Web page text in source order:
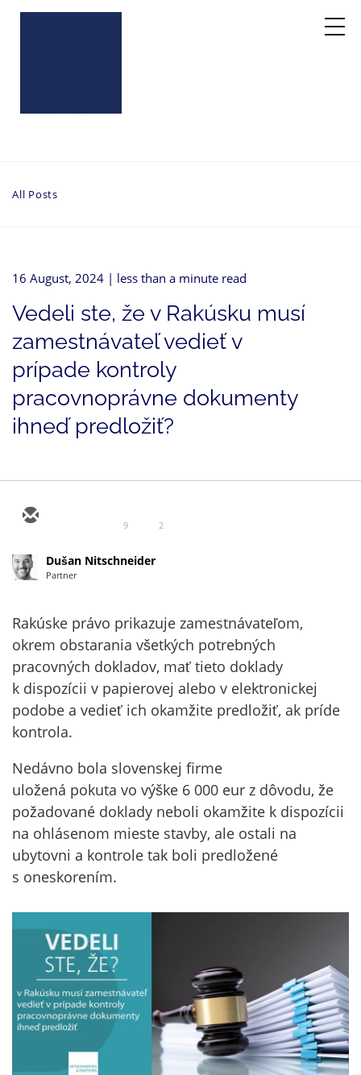
All Posts
16 August, 2024 | less than a minute read
Vedeli ste, že v Rakúsku musí
zamestnávateľ vedieť v
prípade kontroly
pracovnoprávne dokumenty
ihneď predložiť?
9 2
Dušan Nitschneider
Partner
Rakúske právo prikazuje zamestnávateľom,
okrem obstarania všetkých potrebných
pracovných dokladov, mať tieto doklady
k dispozícii v papierovej alebo v elektronickej
podobe a vedieť ich okamžite predložiť, ak príde
kontrola.
Nedávno bola slovenskej firme
uložená pokuta vo výške 6 000 eur z dôvodu, že
požadované doklady neboli okamžite k dispozícii
na ohlásenom mieste stavby, ale ostali na
ubytovni a kontrole tak boli predložené
s oneskorením.